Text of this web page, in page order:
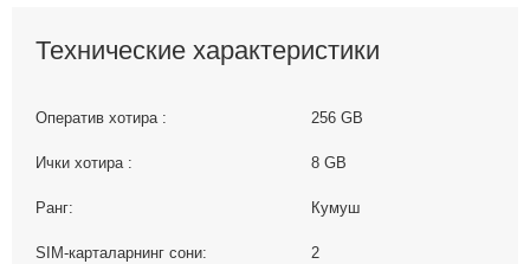
Технические характеристики
Оператив хотира : 256 GB
Ички хотира : 8 GB
Ранг: Кумуш
SIM-карталарнинг сони: 2